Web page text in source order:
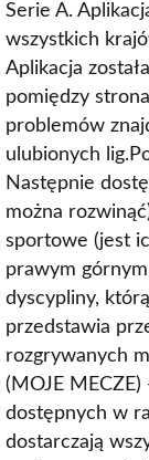
Serie A.
wszystkich
Aplikacja
pomiędzy
problemów
ulubionych
Następnie
można
sportowe (jest
prawym
dyscypliny,
przedstawia
rozgrywanych
(MOJE
dostępnych w
dostarczają